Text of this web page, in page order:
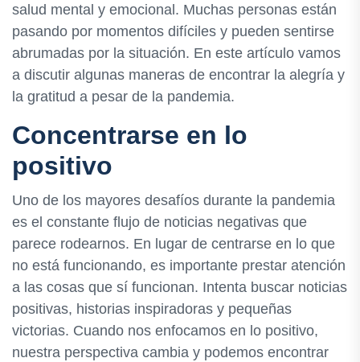
salud mental y emocional. Muchas personas están
pasando por momentos difíciles y pueden sentirse
abrumadas por la situación. En este artículo vamos
a discutir algunas maneras de encontrar la alegría y
la gratitud a pesar de la pandemia.
Concentrarse en lo
positivo
Uno de los mayores desafíos durante la pandemia
es el constante flujo de noticias negativas que
parece rodearnos. En lugar de centrarse en lo que
no está funcionando, es importante prestar atención
a las cosas que sí funcionan. Intenta buscar noticias
positivas, historias inspiradoras y pequeñas
victorias. Cuando nos enfocamos en lo positivo,
nuestra perspectiva cambia y podemos encontrar